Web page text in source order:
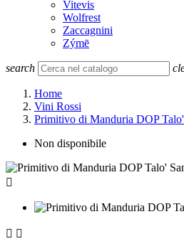
Vitevis
Wolfrest
Zaccagnini
Zýmē
search
Home
Vini Rossi
Primitivo di Manduria DOP
Non disponibile

 